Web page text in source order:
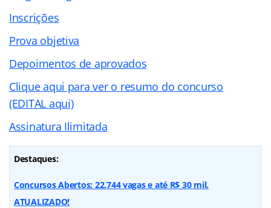
Inscrições
Prova objetiva
Depoimentos de aprovados
Clique aqui para ver o resumo do concurso
(EDITAL aqui)
Assinatura Ilimitada
Destaques:
Concursos Abertos: 22.744 vagas e até R$ 30 mil.
ATUALIZADO!